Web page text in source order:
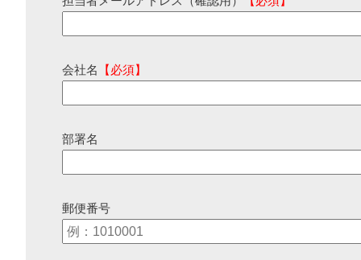
会社名 【必須】
部署名
郵便番号